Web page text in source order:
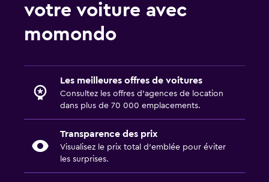
votre voiture avec
momondo
Les meilleures offres de voitures
Consultez les offres d’agences de location
dans plus de 70 000 emplacements.
Transparence des prix
Visualisez le prix total d’emblée pour éviter
les surprises.